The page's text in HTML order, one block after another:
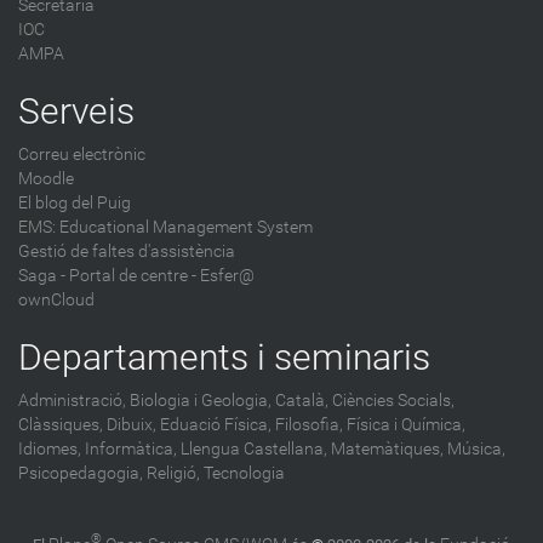
Secretaria
IOC
AMPA
Serveis
Correu electrònic
Moodle
El blog del Puig
EMS: Educational Management System
Gestió de faltes d'assistència
Saga - Portal de centre - Esfer@
ownCloud
Departaments i seminaris
Administració, Biologia i Geologia, Català, Ciències Socials,
Clàssiques, Dibuix, Eduació Física, Filosofia, Física i Química,
Idiomes, Informàtica, Llengua Castellana, Matemàtiques, Música,
Psicopedagogia, Religió, Tecnologia
®